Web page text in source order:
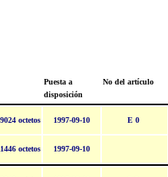
Puesta a
disposición
No del artículo
octetos 1997-09-10 E 0
octetos 1997-09-10